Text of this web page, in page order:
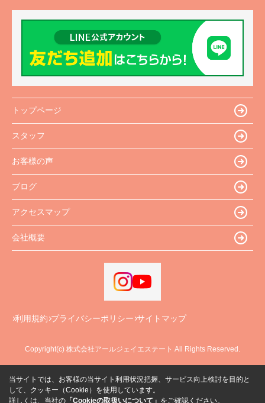
トップページ
スタッフ
お客様の声
ブログ
アクセスマップ
会社概要
利用規約 プライバシーポリシー サイトマップ
Copyright(c) 株式会社アールジェイエステート All Rights Reserved.
当サイトでは、お客様の当サイト利用状況把握、サービス向上検討を目的と
して、クッキー（Cookie）を使用しています。
詳しくは、当社の 「Cookieの取扱いについて」 をご確認ください。